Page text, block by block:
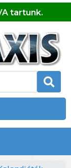
tartunk.